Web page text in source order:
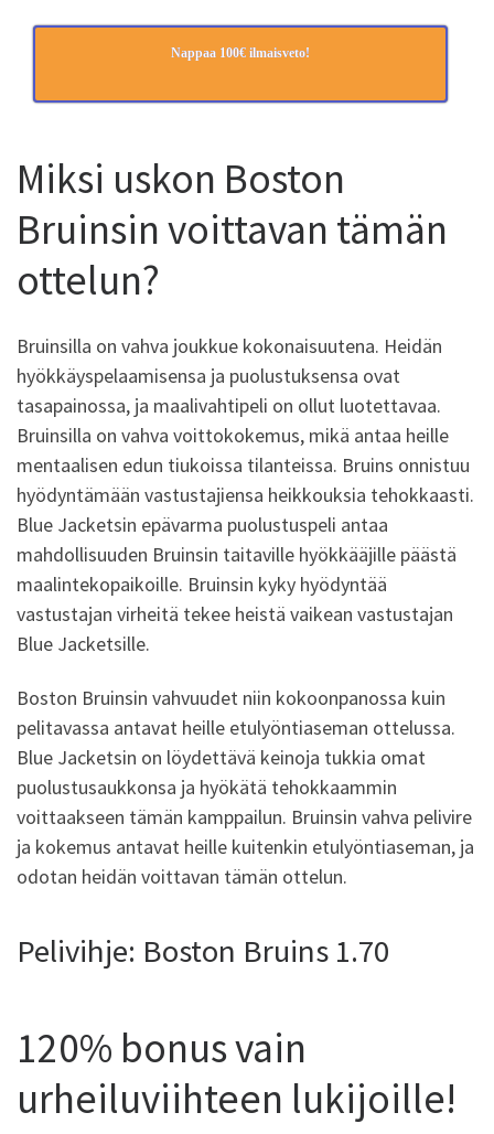
Nappaa 100€ ilmaisveto!
Miksi uskon Boston
Bruinsin voittavan tämän
ottelun?
Bruinsilla on vahva joukkue kokonaisuutena. Heidän
hyökkäyspelaamisensa ja puolustuksensa ovat
tasapainossa, ja maalivahtipeli on ollut luotettavaa.
Bruinsilla on vahva voittokokemus, mikä antaa heille
mentaalisen edun tiukoissa tilanteissa. Bruins onnistuu
hyödyntämään vastustajiensa heikkouksia tehokkaasti.
Blue Jacketsin epävarma puolustuspeli antaa
mahdollisuuden Bruinsin taitaville hyökkääjille päästä
maalintekopaikoille. Bruinsin kyky hyödyntää
vastustajan virheitä tekee heistä vaikean vastustajan
Blue Jacketsille.
Boston Bruinsin vahvuudet niin kokoonpanossa kuin
pelitavassa antavat heille etulyöntiaseman ottelussa.
Blue Jacketsin on löydettävä keinoja tukkia omat
puolustusaukkonsa ja hyökätä tehokkaammin
voittaakseen tämän kamppailun. Bruinsin vahva pelivire
ja kokemus antavat heille kuitenkin etulyöntiaseman, ja
odotan heidän voittavan tämän ottelun.
Pelivihje: Boston Bruins 1.70
120% bonus vain
urheiluviihteen lukijoille!